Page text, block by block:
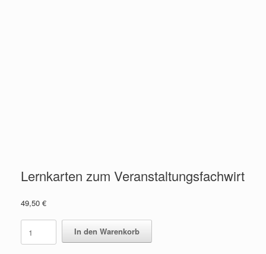
Lernkarten zum Veranstaltungsfachwirt
49,50 €
Lernkarten
zum
Veranstaltungsfachwirt
In den Warenkorb